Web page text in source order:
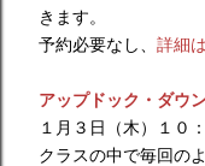
きます。
予約必要なし、 詳細
アップドック・ダウ
１月３日（木）１０
クラスの中で毎回の